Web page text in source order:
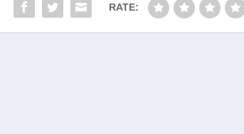
RATE: